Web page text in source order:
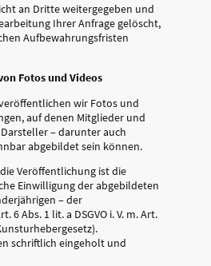
an Dritte weitergegeben und
Ihrer Anfrage gelöscht,
Aufbewahrungsfristen
Fotos und Videos
wir Fotos und
auf denen Mitglieder und
– darunter auch
abgebildet sein können.
Veröffentlichung ist die
Einwilligung der abgebildeten
– der
6 Abs. 1 lit. a DSGVO i. V. m. Art.
schriftlich eingeholt und